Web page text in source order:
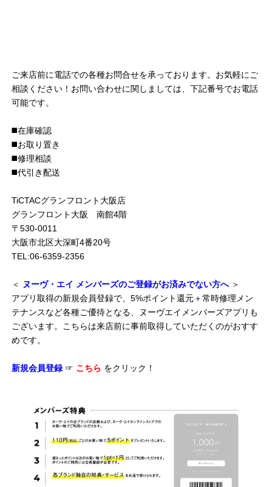
ご来店前に電話での各種お問合せを承っております。お気軽にご
相談ください！お問い合わせに関しましては、下記番号でお電話
可能です。
◼️在庫確認
◼️お取り置き
◼️修理相談
◼️代引き配送
TiCTACグランフロント大阪店
グランフロント大阪 南館4階
〒530-0011
大阪市北区大深町4番20号
TEL:06-6359-2356
＜ ヌーヴ・エイ メンバーズのご登録がお済みでない方へ ＞
アプリ取得の新規会員登録で、5%ポイント還元＋常時修理メン
テナンスなど各種ご優待となる、ヌーヴエイメンバーズアプリも
ございます。こちらは来店前に事前取得していただくのがおすす
めです。
新規会員登録 ☞ こちら をクリック！